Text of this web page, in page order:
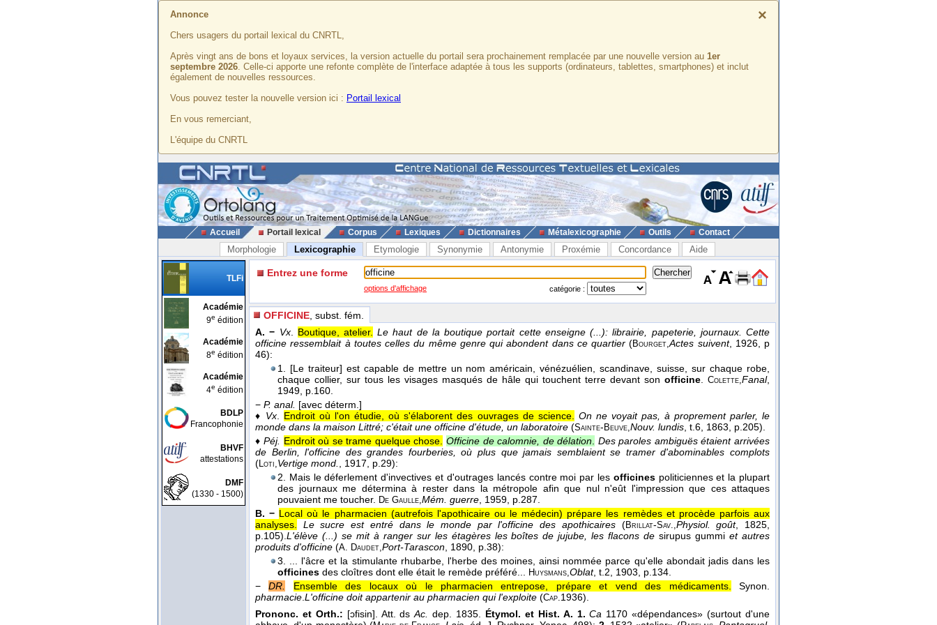
×
Annonce
Chers usagers du portail lexical du CNRTL,
Après vingt ans de bons et loyaux services, la version actuelle du portail sera prochainement remplacée par une nouvelle version au 1er
septembre 2026. Celle-ci apporte une refonte complète de l'interface adaptée à tous les supports (ordinateurs, tablettes, smartphones) et inclut
également de nouvelles ressources.
Vous pouvez tester la nouvelle version ici : Portail lexical
En vous remerciant,
L'équipe du CNRTL
Accueil Portail lexical Corpus Lexiques Dictionnaires Métalexicographie Outils Contact
Morphologie Lexicographie Etymologie Synonymie Antonymie Proxémie Concordance Aide
TLFi
Académie
9e édition
Académie
8e édition
Académie
4e édition
BDLP
Francophonie
BHVF
attestations
DMF
(1330 - 1500)
Entrez une forme
options d'affichage catégorie :
OFFICINE , subst. fém.
A. − Vx. Boutique, atelier. Le haut de la boutique portait cette enseigne (...): librairie, papeterie, journaux. Cette
officine ressemblait à toutes celles du même genre qui abondent dans ce quartier (Bourget,Actes suivent, 1926, p
46):
1. [Le traiteur] est capable de mettre un nom américain, vénézuélien, scandinave, suisse, sur chaque robe,
chaque collier, sur tous les visages masqués de hâle qui touchent terre devant son officine. Colette,Fanal,
1949, p.160.
− P. anal. [avec déterm.]
♦ Vx. Endroit où l'on étudie, où s'élaborent des ouvrages de science. On ne voyait pas, à proprement parler, le
monde dans la maison Littré; c'était une officine d'étude, un laboratoire (Sainte- Beuve,Nouv. lundis, t.6, 1863, p.205).
♦Péj. Endroit où se trame quelque chose. Officine de calomnie, de délation. Des paroles ambiguës étaient arrivées
de Berlin, l'officine des grandes fourberies, où plus que jamais semblaient se tramer d'abominables complots
(Loti,Vertige mond., 1917, p.29):
2. Mais le déferlement d'invectives et d'outrages lancés contre moi par les officinespoliticiennes et la plupart
des journaux me détermina à rester dans la métropole afin que nul n'eût l'impression que ces attaques
pouvaient me toucher. De Gaulle,Mém. guerre, 1959, p.287.
B. − Local où le pharmacien (autrefois l'apothicaire ou le médecin) prépare les remèdes et procède parfois aux
analyses.
Le sucre est entré dans le monde par l'officine des apothicaires(Brillat-Sav.,Physiol. goût, 1825,
p.105).L'élève (...) se mit à ranger sur les étagères les boîtes de jujube, les flacons de sirupus gummiet autres
produits d'officine (A. Daudet,Port-Tarascon, 1890, p.38):
3. ... l'âcre et la stimulante rhubarbe, l'herbe des moines, ainsi nommée parce qu'elle abondait jadis dans les
officines des cloîtres dont elle était le remède préféré... Huysmans,Oblat, t.2, 1903, p.134.
−DR. Ensemble des locaux où le pharmacien entrepose, prépare et vend des médicaments.
Synon.
pharmacie.L'officine doit appartenir au pharmacien qui l'exploite (Cap.1936).
Prononc. et Orth.: [ɔfisin]. Att. dsAc. dep. 1835. Étymol. et Hist. A. 1. Ca 1170 «dépendances» (surtout d'une